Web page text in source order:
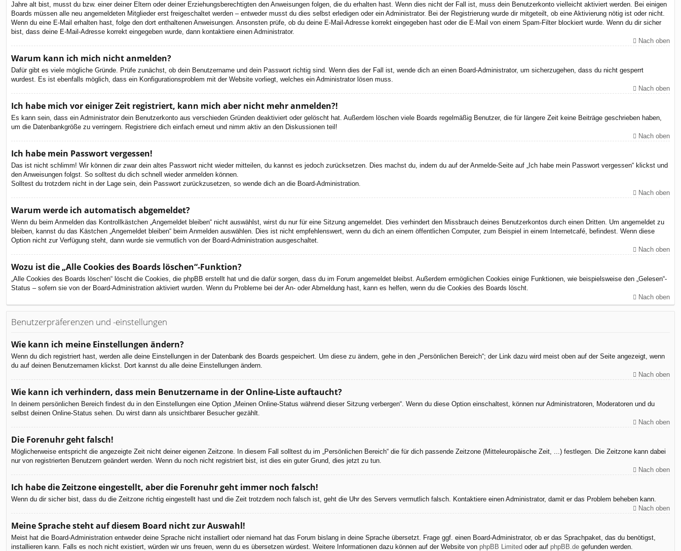
Jahre alt bist, musst du bzw. einer deiner Eltern oder deiner Erziehungsberechtigten den Anweisungen folgen, die du erhalten hast. Wenn dies nicht der Fall ist, muss dein Benutzerkonto vielleicht aktiviert werden. Bei einigen
Boards müssen alle neu angemeldeten Mitglieder erst freigeschaltet werden – entweder musst du dies selbst erledigen oder ein Administrator. Bei der Registrierung wurde dir mitgeteilt, ob eine Aktivierung nötig ist oder nicht.
Wenn du eine E-Mail erhalten hast, folge den dort enthaltenen Anweisungen. Ansonsten prüfe, ob du deine E-Mail-Adresse korrekt eingegeben hast oder die E-Mail von einem Spam-Filter blockiert wurde. Wenn du dir sicher
bist, dass deine E-Mail-Adresse korrekt eingegeben wurde, dann kontaktiere einen Administrator.
Nach oben
Warum kann ich mich nicht anmelden?
Dafür gibt es viele mögliche Gründe. Prüfe zunächst, ob dein Benutzername und dein Passwort richtig sind. Wenn dies der Fall ist, wende dich an einen Board-Administrator, um sicherzugehen, dass du nicht gesperrt
wurdest. Es ist ebenfalls möglich, dass ein Konfigurationsproblem mit der Website vorliegt, welches ein Administrator lösen muss.
Nach oben
Ich habe mich vor einiger Zeit registriert, kann mich aber nicht mehr anmelden?!
Es kann sein, dass ein Administrator dein Benutzerkonto aus verschieden Gründen deaktiviert oder gelöscht hat. Außerdem löschen viele Boards regelmäßig Benutzer, die für längere Zeit keine Beiträge geschrieben haben,
um die Datenbankgröße zu verringern. Registriere dich einfach erneut und nimm aktiv an den Diskussionen teil!
Nach oben
Ich habe mein Passwort vergessen!
Das ist nicht schlimm! Wir können dir zwar dein altes Passwort nicht wieder mitteilen, du kannst es jedoch zurücksetzen. Dies machst du, indem du auf der Anmelde-Seite auf „Ich habe mein Passwort vergessen“ klickst und
den Anweisungen folgst. So solltest du dich schnell wieder anmelden können.
Solltest du trotzdem nicht in der Lage sein, dein Passwort zurückzusetzen, so wende dich an die Board-Administration.
Nach oben
Warum werde ich automatisch abgemeldet?
Wenn du beim Anmelden das Kontrollkästchen „Angemeldet bleiben“ nicht auswählst, wirst du nur für eine Sitzung angemeldet. Dies verhindert den Missbrauch deines Benutzerkontos durch einen Dritten. Um angemeldet zu
bleiben, kannst du das Kästchen „Angemeldet bleiben“ beim Anmelden auswählen. Dies ist nicht empfehlenswert, wenn du dich an einem öffentlichen Computer, zum Beispiel in einem Internetcafé, befindest. Wenn diese
Option nicht zur Verfügung steht, dann wurde sie vermutlich von der Board-Administration ausgeschaltet.
Nach oben
Wozu ist die „Alle Cookies des Boards löschen“-Funktion?
„Alle Cookies des Boards löschen“ löscht die Cookies, die phpBB erstellt hat und die dafür sorgen, dass du im Forum angemeldet bleibst. Außerdem ermöglichen Cookies einige Funktionen, wie beispielsweise den „Gelesen“-
Status – sofern sie von der Board-Administration aktiviert wurden. Wenn du Probleme bei der An- oder Abmeldung hast, kann es helfen, wenn du die Cookies des Boards löscht.
Nach oben
Benutzerpräferenzen und -einstellungen
Wie kann ich meine Einstellungen ändern?
Wenn du dich registriert hast, werden alle deine Einstellungen in der Datenbank des Boards gespeichert. Um diese zu ändern, gehe in den „Persönlichen Bereich“; der Link dazu wird meist oben auf der Seite angezeigt, wenn
du auf deinen Benutzernamen klickst. Dort kannst du alle deine Einstellungen ändern.
Nach oben
Wie kann ich verhindern, dass mein Benutzername in der Online-Liste auftaucht?
In deinem persönlichen Bereich findest du in den Einstellungen eine Option „Meinen Online-Status während dieser Sitzung verbergen“. Wenn du diese Option einschaltest, können nur Administratoren, Moderatoren und du
selbst deinen Online-Status sehen. Du wirst dann als unsichtbarer Besucher gezählt.
Nach oben
Die Forenuhr geht falsch!
Möglicherweise entspricht die angezeigte Zeit nicht deiner eigenen Zeitzone. In diesem Fall solltest du im „Persönlichen Bereich“ die für dich passende Zeitzone (Mitteleuropäische Zeit, ...) festlegen. Die Zeitzone kann dabei
nur von registrierten Benutzern geändert werden. Wenn du noch nicht registriert bist, ist dies ein guter Grund, dies jetzt zu tun.
Nach oben
Ich habe die Zeitzone eingestellt, aber die Forenuhr geht immer noch falsch!
Wenn du dir sicher bist, dass du die Zeitzone richtig eingestellt hast und die Zeit trotzdem noch falsch ist, geht die Uhr des Servers vermutlich falsch. Kontaktiere einen Administrator, damit er das Problem beheben kann.
Nach oben
Meine Sprache steht auf diesem Board nicht zur Auswahl!
Meist hat die Board-Administration entweder deine Sprache nicht installiert oder niemand hat das Forum bislang in deine Sprache übersetzt. Frage ggf. einen Board-Administrator, ob er das Sprachpaket, das du benötigst,
installieren kann. Falls es noch nicht existiert, würden wir uns freuen, wenn du es übersetzen würdest. Weitere Informationen dazu können auf der Website von phpBB Limited oder auf phpBB.de gefunden werden.